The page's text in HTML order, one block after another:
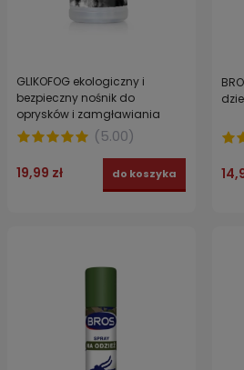
GLIKOFOG ekologiczny i
bezpieczny nośnik do
oprysków i zamgławiania
STRONG 500 ml
(5.00)
19,99 zł do koszyka